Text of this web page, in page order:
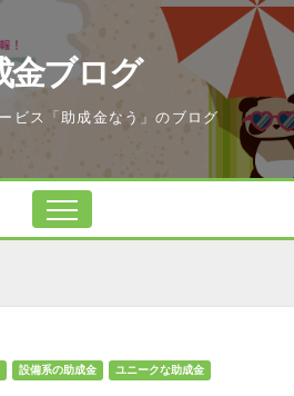
金ブログ
ビス「助成金なう」のブログ
設備系の助成金 ユニークな助成金